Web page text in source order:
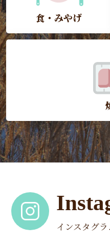
食・みやげ
インスタグラ